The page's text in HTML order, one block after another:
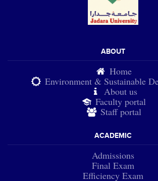
ABOUT
Home
Environment & Sustainable
About us
Faculty portal
Staff portal
ACADEMIC
Admissions
Final Exam
Efficiency Exam